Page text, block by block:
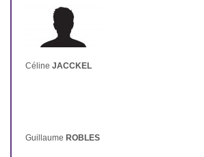
Céline JACCKEL
Guillaume ROBLES